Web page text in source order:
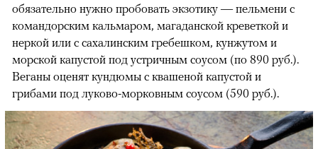
обязательно нужно пробовать экзотику — пельмени с
командорским кальмаром, магаданской креветкой и
неркой или с сахалинским гребешком, кунжутом и
морской капустой под устричным соусом (по 890 руб.).
Веганы оценят кундюмы с квашеной капустой и
грибами под луково-морковным соусом (590 руб.).